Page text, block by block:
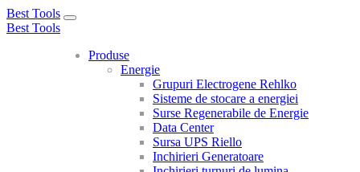
Best Tools
Toggle
Best Tools
Produse
Energie
Grupuri Electrogene Rehlko
Sisteme de stocare a energiei
Surse Regenerabile de Energie
Data Center
Sursa UPS Riello
Inchirieri Generatoare